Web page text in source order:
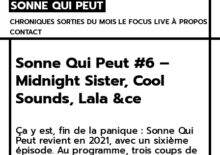
Skip
content
SONNE QUI PEUT
CHRONIQUES SORTIES DU MOIS LE FOCUS LIVE À PROPOS
CONTACT
Sonne Qui Peut #6 –
Midnight Sister, Cool
Sounds, Lala &ce
Ça y est, fin de la panique : Sonne Qui
Peut revient en 2021, avec un sixième
épisode. Au programme, trois coups de